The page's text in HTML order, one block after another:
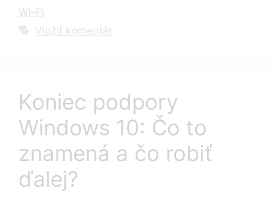
Wi-Fi
Vložiť komentár
Koniec podpory
Windows 10: Čo to
znamená a čo robiť
ďalej?